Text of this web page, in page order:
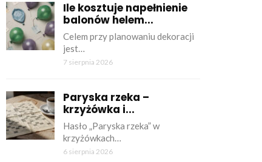
Ile kosztuje napełnienie
balonów helem...
Celem przy planowaniu dekoracji
jest…
7 sierpnia 2026
Paryska rzeka –
krzyżówka i...
Hasło „Paryska rzeka” w
krzyżówkach…
6 sierpnia 2026